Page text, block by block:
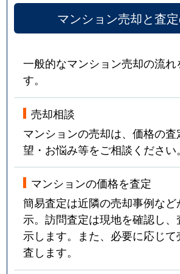
マンション売却と査
一般的なマンション売却の流れ
す。
売却相談
マンションの売却は、価格の
望・お悩み等をご相談ください。
マンションの価格を査定
簡易査定は近隣の売却事例な
示。訪問査定は現地を確認し
示します。また、必要に応じ
査します。